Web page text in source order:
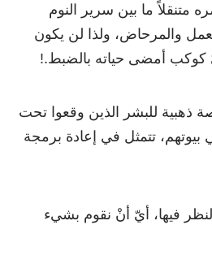
ما بين سرير النوم
والمرحاض، ولذا لن يكون
كوكب أمضى حياته بالضبط.!
ذهبية للبشر الذين وقعوا تحت
تتمثل في إعادة برمجة
فيها، أيّ أنْ نقوم بشيء